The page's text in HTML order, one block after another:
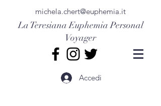
Accedi
michela.chert@euphemia.it
La TeresianaEuphemia Personal
Voyager